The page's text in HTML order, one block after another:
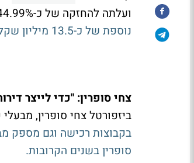
ועלתה להחזקה של כ-44.99%.
נוספת של כ-13.5 מיליון שקל; בנוסף לודן ממשיכה לקדם את פיצול הפעילות והנפקת לודן טק בבורסה.
צחי סופרין: "כדי לייצר
ביזפורטל צחי סופרין,
בקבוצות רכישה וגם מספק
סופרין בשנים הקרובות.